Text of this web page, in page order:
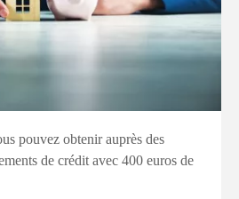
pouvez obtenir auprès des
de crédit avec 400 euros de